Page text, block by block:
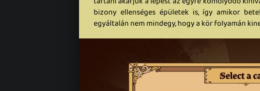
bizony ellenséges épületek is, így amikor
egyáltalán nem mindegy, hogy a kör folyamán